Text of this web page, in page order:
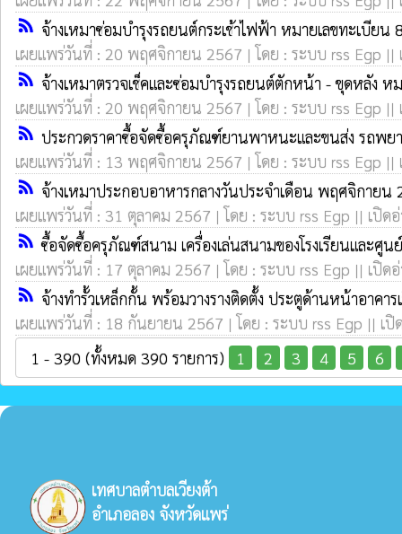
rss_feed จ้างเหมาซ่อมบำรุงรถยนต์กระเช้าไฟฟ้า หมายเลขทะเบีย
เผยแพร่วันที่ : 20 พฤศจิกายน 2567 | โดย : ระบบ rss Egp ||
rss_feed จ้างเหมาตรวจเช็คและซ่อมบำรุงรถยนต์ตักหน้า - ขุดหลัง
เผยแพร่วันที่ : 20 พฤศจิกายน 2567 | โดย : ระบบ rss Egp ||
rss_feed ประกวดราคาซื้อจัดซื้อครุภัณฑ์ยานพาหนะและขนส่ง รถพ
เผยแพร่วันที่ : 13 พฤศจิกายน 2567 | โดย : ระบบ rss Egp ||
rss_feed จ้างเหมาประกอบอาหารกลางวันประจำเดือน พฤศจิกายน
เผยแพร่วันที่ : 31 ตุลาคม 2567 | โดย : ระบบ rss Egp || เปิด
rss_feed ซื้อจัดซื้อครุภัณฑ์สนาม เครื่องเล่นสนามของโรงเรียนและศู
เผยแพร่วันที่ : 17 ตุลาคม 2567 | โดย : ระบบ rss Egp || เปิด
rss_feed จ้างทำรั้วเหล็กกั้น พร้อมวางรางติดตั้ง ประตูด้านหน้าอาคาร
เผยแพร่วันที่ : 18 กันยายน 2567 | โดย : ระบบ rss Egp || เปิ
1 - 390 (ทั้งหมด 390 รายการ)
1 2 3 4 5 6
เทศบาลตำบลเวียงต้า
อำเภอลอง จังหวัดแพร่